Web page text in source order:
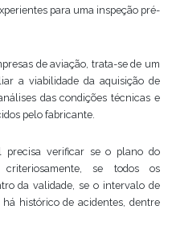
para uma inspeção pré-
de aviação, trata-se de um
a viabilidade da aquisição de
das condições técnicas e
pelo fabricante.
precisa verificar se o plano do
se todos os
da validade, se o intervalo de
histórico de acidentes, dentre